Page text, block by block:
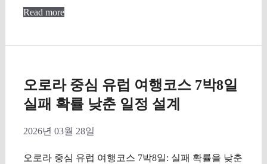
Read more
오로라 중심 유럽 여행코스 7박8일
실패 확률 낮춘 일정 설계
2026년 03월 28일
오로라 중심 유럽 여행코스 7박8일: 실패 확률을 낮춘